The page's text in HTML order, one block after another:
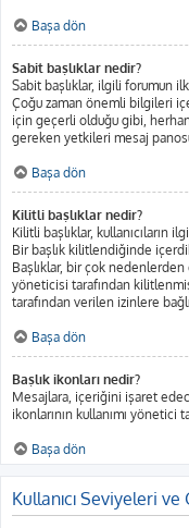
Başa dön
Sabit başlıklar nedir?
Sabit başlıklar, ilgili forumun
Çoğu zaman önemli bilgileri
için geçerli olduğu gibi,
gereken yetkileri mesaj
Başa dön
Kilitli başlıklar nedir?
Kilitli başlıklar, kullanıcıların
Bir başlık kilitlendiğinde
Başlıklar, bir çok
yöneticisi tarafından
tarafından verilen izinlere
Başa dön
Başlık ikonları nedir?
Mesajlara, içeriğini işaret
ikonlarının kullanımı yönetici
Başa dön
Kullanıcı Seviyeleri ve